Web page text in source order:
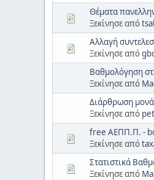
Θέματα
Ξεκίνησε από
Αλλαγή
Ξεκίνησε από
Βαθμολόγηση
Ξεκίνησε από
Διάρθρωση
Ξεκίνησε από
free ΑΕΠΠ.Π. -
Ξεκίνησε από
Στατιστικά
Ξεκίνησε από